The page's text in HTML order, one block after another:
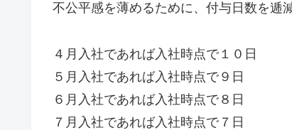
不公平感を薄めるために、付与日数を逓
４月入社であれば入社時点で１０日
５月入社であれば入社時点で９日
６月入社であれば入社時点で８日
７月入社であれば入社時点で７日